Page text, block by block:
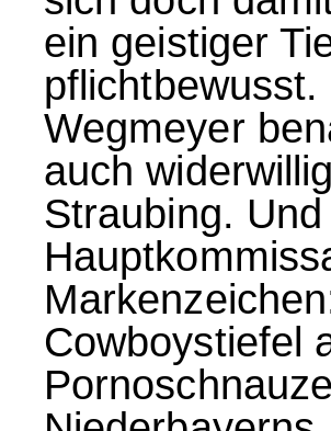
ein geistiger
Wegmeyer
auch
Straubing.
Cowboystiefel